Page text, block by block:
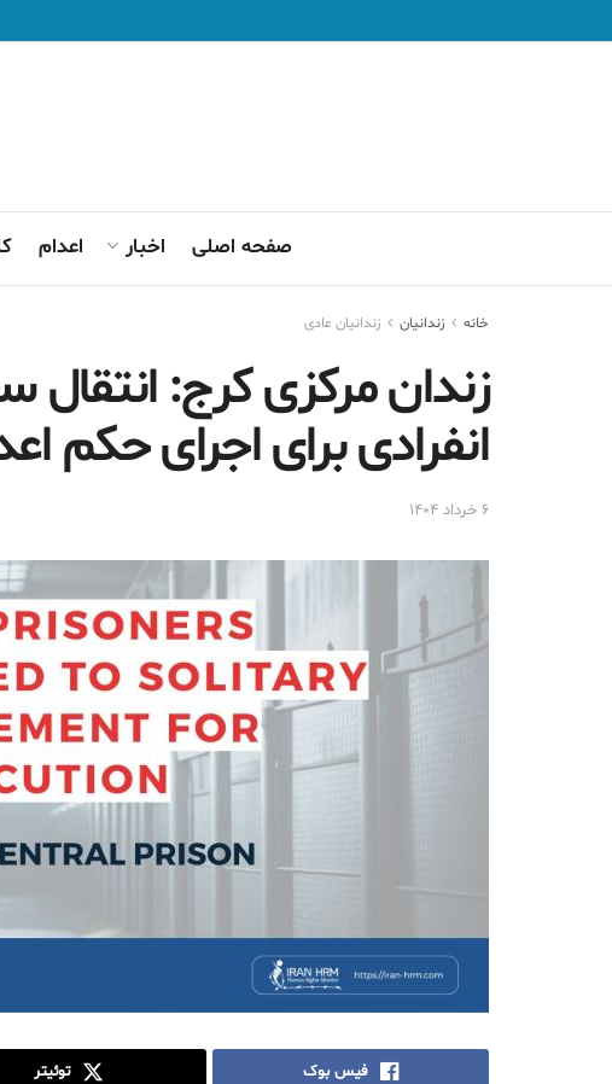
صفحه اصلی اخبار اعدام
خانه زندانيان زندانیان عادی
زندان مرکزی کرج: انتقال
انفرادی برای اجرای حکم
۶ خرداد ۱۴۰۴
فیس بوک توئیتر